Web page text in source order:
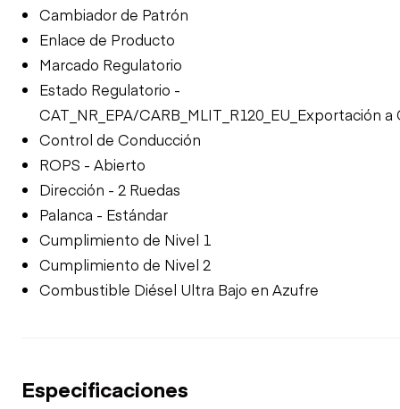
Cambiador de Patrón
Enlace de Producto
Marcado Regulatorio
Estado Regulatorio -
CAT_NR_EPA/CARB_MLIT_R120_EU_Exportación a
Control de Conducción
ROPS - Abierto
Dirección - 2 Ruedas
Palanca - Estándar
Cumplimiento de Nivel 1
Cumplimiento de Nivel 2
Combustible Diésel Ultra Bajo en Azufre
Especificaciones